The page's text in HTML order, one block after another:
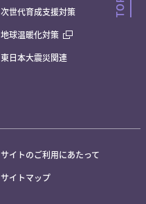
次世代育成支援対策
地球温暖化対策
東日本大震災関連
サイトのご利用にあたって
サイトマップ